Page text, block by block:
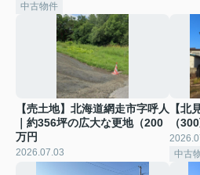
中古物件
【売土地】北海道網走市字呼人
｜約356坪の広大な更地（200
万円
2026.07.03
【北
（
中古